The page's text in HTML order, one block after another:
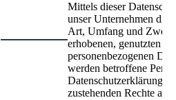
Mittels dieser
unser Unternehmen die
Art, Umfang und
erhobenen, genutzten
personenbezogenen
werden betroffene
Datenschutzerklärung
zustehenden Rechte